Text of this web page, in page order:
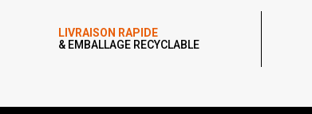
LIVRAISON RAPIDE
& EMBALLAGE RECYCLABLE